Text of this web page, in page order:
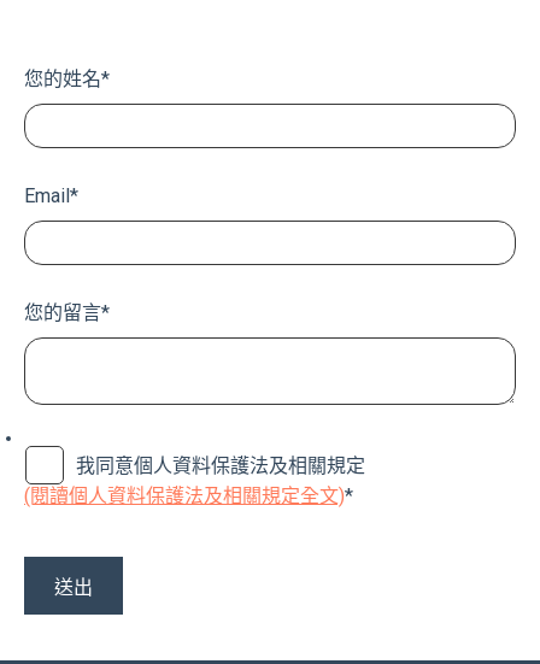
您的姓名*
Email *
您的留言*
我同意個人資料保護法及相關規定
(閱讀個人資料保護法及相關規定全文)*